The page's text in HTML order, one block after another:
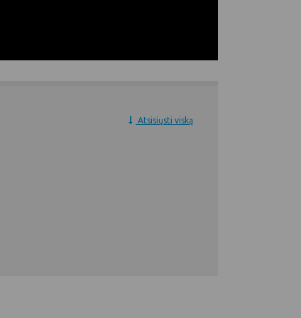
Atsisiųsti viską